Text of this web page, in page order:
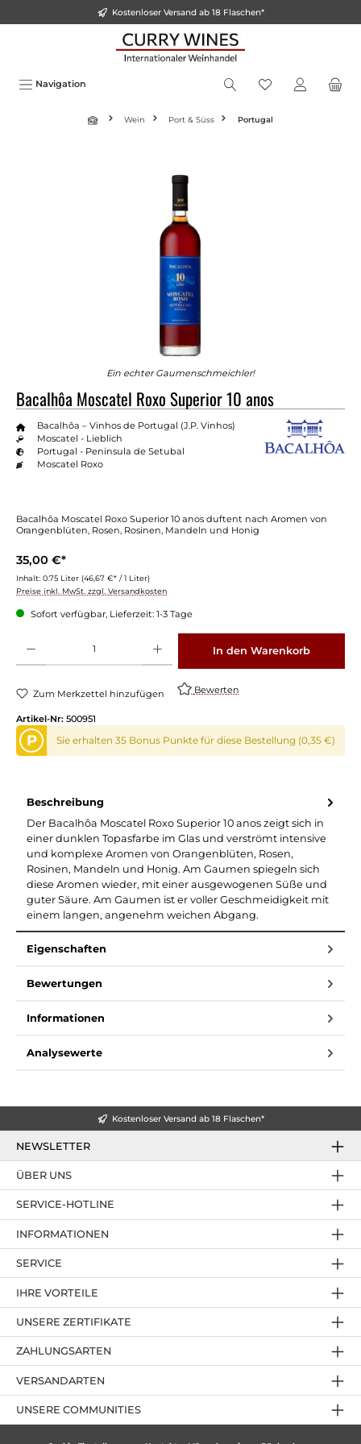
Kostenloser Versand ab 18 Flaschen*
Navigation
Wein Port & Süss Portugal
Ein echter Gaumenschmeichler!
Bacalhôa Moscatel Roxo Superior 10 anos
Bacalhôa – Vinhos de Portugal (J.P. Vinhos)
Moscatel - Lieblich
Portugal - Peninsula de Setubal
Moscatel Roxo
Bacalhôa Moscatel Roxo Superior 10 anos duftent nach Aromen von
Orangenblüten, Rosen, Rosinen, Mandeln und Honig
35,00 €*
Inhalt: 0.75 Liter (46,67 €* / 1 Liter)
Preise inkl. MwSt. zzgl. Versandkosten
Sofort verfügbar, Lieferzeit: 1-3 Tage
In den Warenkorb
Zum Merkzettel hinzufügen Bewerten
Artikel-Nr: 500951
P Sie erhalten 35 Bonus Punkte für diese Bestellung (0,35 €)
Beschreibung
Der Bacalhôa Moscatel Roxo Superior 10 anos zeigt sich in
einer dunklen Topasfarbe im Glas und verströmt intensive
und komplexe Aromen von Orangenblüten, Rosen,
Rosinen, Mandeln und Honig. Am Gaumen spiegeln sich
diese Aromen wieder, mit einer ausgewogenen Süße und
guter Säure. Am Gaumen ist er voller Geschmeidigkeit mit
einem langen, angenehm weichen Abgang.
Eigenschaften
Bewertungen
Informationen
Analysewerte
Kostenloser Versand ab 18 Flaschen*
NEWSLETTER
SERVICE-HOTLINE
IHRE VORTEILE
ZAHLUNGSARTEN
ÜBER UNS
UNSERE ZERTIFIKATE
INFORMATIONEN
SERVICE
UNSERE COMMUNITIES
VERSANDARTEN